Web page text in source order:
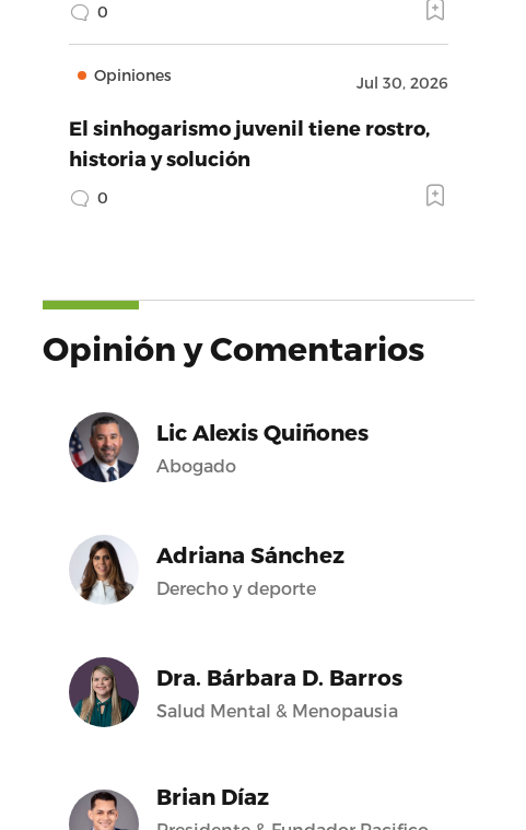
0
Opiniones Jul 30, 2026
El sinhogarismo juvenil tiene rostro,
historia y solución
0
Opinión y Comentarios
Lic Alexis Quiñones
Abogado
Adriana Sánchez
Derecho y deporte
Dra. Bárbara D. Barros
Salud Mental & Menopausia
Brian Díaz